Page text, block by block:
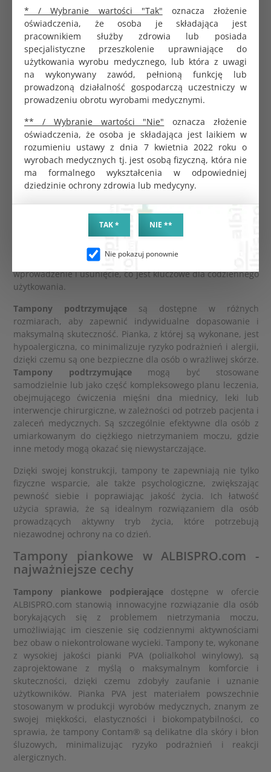
* / Wybranie wartości "Tak" oznacza złożenie
oświadczenia, że osoba je składająca jest
pracownikiem służby zdrowia lub posiada
specjalistyczne przeszkolenie uprawniające do
użytkowania wyrobu medycznego, lub która z uwagi
na wykonywany zawód, pełnioną funkcję lub
prowadzoną działalność gospodarczą uczestniczy w
prowadzeniu obrotu wyrobami medycznymi.
** / Wybranie wartości "Nie" oznacza złożenie
oświadczenia, że osoba je składająca jest laikiem w
rozumieniu ustawy z dnia 7 kwietnia 2022 roku o
wyrobach medycznych tj. jest osobą fizyczną, która nie
ma formalnego wykształcenia w odpowiedniej
dziedzinie ochrony zdrowia lub medycyny.
TAK * NIE **
Nie pokazuj ponownie
niekontrolowanemu wyciekowi moczu. Wykonane są z
miękkiej, elastycznej pianki, która dostosowuje się do
kształtu ciała, zapewniając wygodę i minimalizując ryzyko
podrażnień. Ich ergonomiczny kształt i łatwość aplikacji
sprawiają, że są one łatwe do wprowadzenia i usunięcia, co
jest kluczowe dla codziennego użytkowania.
Jak działają tampony podtrzymujące?
Tampony na nietrzymanie moczudziałają na zasadzie
mechanicznej kompresji cewki moczowej, co zapobiega
niekontrolowanemu wyciekowi moczu, zapewniając
użytkownikom większą kontrolę nad nietrzymaniem moczu.
Te innowacyjne produkty są wykonane z miękkiej,
elastycznej pianki, która dostosowuje się do anatomicznych
jest umieszczony w pochwie,
delikatnie unosi i podtrzymuje ściany cewki moczowej, co
zwiększa jej zamknięcie i redukuje ryzyko wycieku moczu,
szczególnie podczas aktywności fizycznej, kaszlu czy
kichania. Ich ergonomiczny kształt umożliwia łatwe
wprowadzenie i usunięcie, co jest kluczowe dla codziennego
użytkowania.
Tampony podtrzymujące są dostępne w różnych
rozmiarach, aby zapewnić indywidualne dopasowanie i
maksymalną skuteczność. Pianka, z której są wykonane, jest
hypoalergiczna, co minimalizuje ryzyko podrażnień i alergii,
dzięki czemu są one bezpieczne dla osób o wrażliwej skórze.
Tampony podtrzymującemogą być stosowane
samodzielnie lub jako część kompleksowego planu leczenia,
obejmującego ćwiczenia mięśni dna miednicy, leki lub
interwencje chirurgiczne, w zależności od potrzeb pacjenta i
zaleceń medycznych. Są szczególnie efektywne dla osób z
umiarkowanym do ciężkiego nietrzymaniem moczu, gdzie
inne metody mogą okazać się niewystarczające.
Dzięki swojej konstrukcji, tampony te zapewniają nie tylko
fizyczne wsparcie, ale także psychologiczne, zwiększając
pewność siebie i poprawiając jakość życia. Ich łatwość
użycia sprawia, że są idealnym rozwiązaniem dla osób
prowadzących aktywny tryb życia, które potrzebują
niezawodnej ochrony na co dzień.
Tampony piankowe w ALBISPRO.com -
najważniejsze cechy
Tampony piankowe podpierającedostępne w ofercie
ALBISPRO.com stanowią innowacyjne rozwiązanie dla osób
borykających się z problemem nietrzymania moczu,
umożliwiając im cieszenie się codziennymi aktywnościami
bez obaw o niekontrolowane wycieki. Tampony te, wykonane
z wysokiej jakości pianki PVA (polialkohol winylowy), są
zaprojektowane z myślą o maksymalnym komforcie i
skuteczności, dzięki czemu zdobyły zaufanie i uznanie
użytkowników. Pianka PVA jest materiałem powszechnie
stosowanym w produkcji wyrobów medycznych, znanym ze
swojej miękkości, elastyczności i biokompatybilności, co
sprawia, że tampony Contam® są delikatne dla skóry i błon
śluzowych, minimalizując ryzyko podrażnień i reakcji
alergicznych.